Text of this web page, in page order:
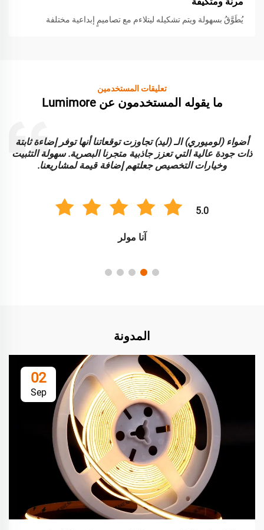
يُطَوَّقُ بسهولة ويتم تشكيله ليتلاءم مع تصاميمٍ إبداعية مختلفة
تعليقات المستخدمين
ما يقوله المستخدمون عن Lumimore
أضواء (لوميوري) الـ (ليد) تجاوزت توقعاتنا أنها توفر إضاءة ثابتة
ذات جودة عالية التي تعزز جاذبية متجرنا البصرية. سهولة التثبيت
وخيارات التخصيص جعلتهم إضافة قيمة لمشاريعنا.
5.0
آنا مولر
المدونة
02
Sep